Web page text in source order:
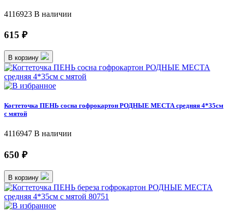
4116923 В наличии
615 ₽
В корзину
Когтеточка ПЕНЬ сосна гофрокартон РОДНЫЕ МЕСТА средняя 4*35см
с мятой
4116947 В наличии
650 ₽
В корзину